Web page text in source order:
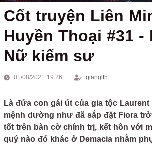
Cốt truyện Liên
Huyền Thoại #31 -
Nữ kiếm sư
01/08/2021 19:26 gianglth
Là đứa con gái út của gia tộc
mệnh dường như đã sắp đặt Fiora
tốt trên bàn cờ chính trị, kết hôn với
quý nào đó khác ở Demacia nhằm